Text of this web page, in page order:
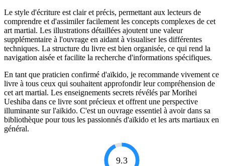
Le style d'écriture est clair et précis, permettant aux lecteurs de
comprendre et d'assimiler facilement les concepts complexes de cet
art martial. Les illustrations détaillées ajoutent une valeur
supplémentaire à l'ouvrage en aidant à visualiser les différentes
techniques. La structure du livre est bien organisée, ce qui rend la
navigation aisée et facilite la recherche d'informations spécifiques.
En tant que praticien confirmé d'aïkido, je recommande vivement ce
livre à tous ceux qui souhaitent approfondir leur compréhension de
cet art martial. Les enseignements secrets révélés par Morihei
Ueshiba dans ce livre sont précieux et offrent une perspective
illuminante sur l'aïkido. C'est un ouvrage essentiel à avoir dans sa
bibliothèque pour tous les passionnés d'aïkido et les arts martiaux en
général.
9.3